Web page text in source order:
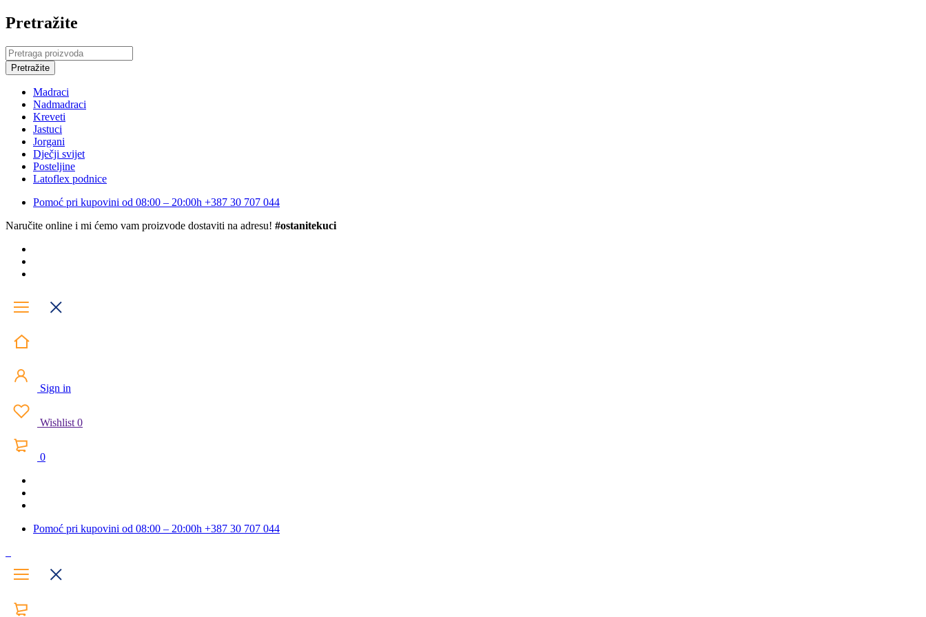
Pretražite
Madraci
Nadmadraci
Kreveti
Jastuci
Jorgani
Dječji svijet
Posteljine
Latoflex podnice
Pomoć pri kupovini od 08:00 – 20:00h +387 30 707 044
Naručite online i mi ćemo vam proizvode dostaviti na adresu! #ostanitekuci
Sign in
Wishlist 0
0
Pomoć pri kupovini od 08:00 – 20:00h +387 30 707 044